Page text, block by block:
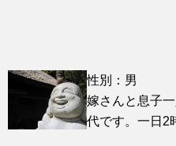
性別：男
嫁さんと息子
代です。一日2